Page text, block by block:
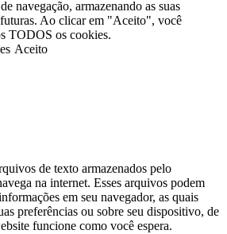
navegação, armazenando as suas
Ao clicar em "Aceito", você
TODOS os cookies.
Aceito
de texto armazenados pelo
na internet. Esses arquivos podem
em seu navegador, as quais
preferências ou sobre seu dispositivo, de
funcione como você espera.